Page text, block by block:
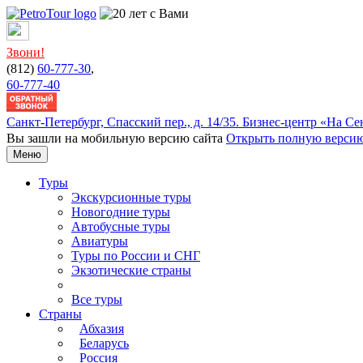
Звони!
(812) 60-777-30,
60-777-40
Санкт-Петербург, Cпасский пер., д. 14/35. Бизнес-центр «На
Вы зашли на мобильную версию сайта Открыть полную
Меню
Туры
Экскурсионные туры
Новогодние туры
Автобусные туры
Авиатуры
Туры по России и СНГ
Экзотические страны
Все туры
Страны
Абхазия
Беларусь
Россия